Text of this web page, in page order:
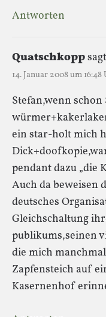
Antworten
Quatschkopp
14. Januar 2008 um 16:48
Stefan,wenn
ein star-holt mich
pendant dazu „die
Auch da
deutsches
Gleichschaltung
publikums,seinen
die mich
Zapfensteich auf
Kasernenhof